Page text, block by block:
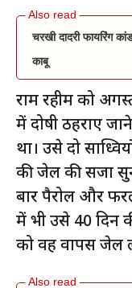
चरखी दादरी फायरिंग
काबू
राम रहीम को
में दोषी ठहराए
था। उसे दो
की जेल की सजा
बार पैरोल और
में भी उसे 40 दिन
को वह वापस जेल